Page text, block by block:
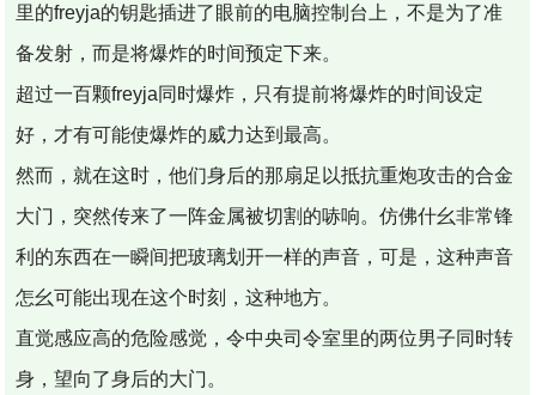
里的freyja的钥匙插进了眼前的电脑控制台上，不是为了准
备发射，而是将爆炸的时间预定下来。
超过一百颗freyja同时爆炸，只有提前将爆炸的时间设定
好，才有可能使爆炸的威力达到最高。
然而，就在这时，他们身后的那扇足以抵抗重炮攻击的合金
大门，突然传来了一阵金属被切割的哧响。仿佛什幺非常锋
利的东西在一瞬间把玻璃划开一样的声音，可是，这种声音
怎幺可能出现在这个时刻，这种地方。
直觉感应高的危险感觉，令中央司令室里的两位男子同时转
身，望向了身后的大门。